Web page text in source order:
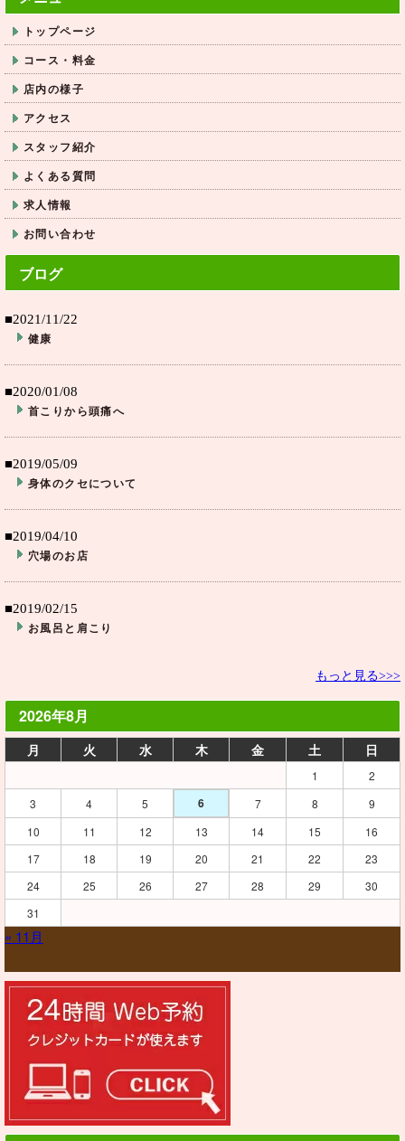
トップページ
コース・料金
店内の様子
アクセス
スタッフ紹介
よくある質問
求人情報
お問い合わせ
ブログ
■2021/11/22
健康
■2020/01/08
首こりから頭痛へ
■2019/05/09
身体のクセについて
■2019/04/10
穴場のお店
■2019/02/15
お風呂と肩こり
もっと見る>>>
2026年8月
月 火 水 木 金 土 日
1
2
3
4 5 6 7 8
9
10
11 12 13 14 15
16
17
18 19 20 21 22
23
24
25 26 27 28 29
30
31
« 11月